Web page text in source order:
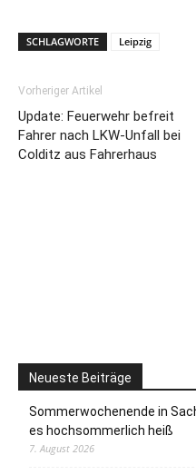
SCHLAGWORTE Leipzig
Vorheriger Artikel
Update: Feuerwehr befreit
Fahrer nach LKW-Unfall bei
Colditz aus Fahrerhaus
Neueste Beiträge
Sommerwochenende in
es hochsommerlich heiß
7. August 2026